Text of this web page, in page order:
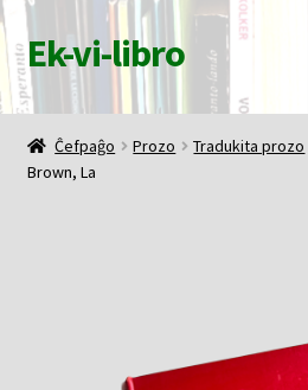
Pretersalti
al
navigado
Iri
rekte
al
la
enhavo
Ek-vi-libro
Ĉefpaĝo
Butiko
Ĉefpaĝo Prozo Tradukita prozo
Brown, La